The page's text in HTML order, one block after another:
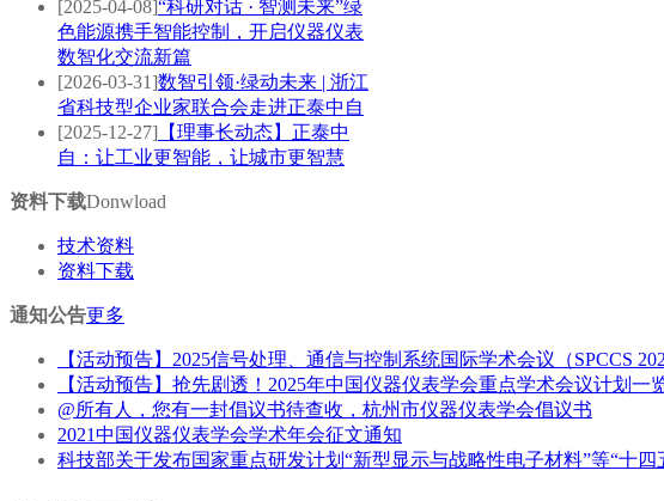
[2025-04-08]“科研对话 · 智测未来”绿
色能源携手智能控制，开启仪器仪表
数智化交流新篇
[2026-03-31]数智引领·绿动未来 | 浙江
省科技型企业家联合会走进正泰中自
[2025-12-27] 【理事长动态】正泰中
自：让工业更智能，让城市更智慧
资料下载Donwload
技术资料
资料下载
通知公告更多
【活动预告】2025信号处理、通信与控制系统国际学术会议（SPCCS
【活动预告】抢先剧透！2025年中国仪器仪表学会重点学术会议计划一
@所有人，您有一封倡议书待查收，杭州市仪器仪表学会倡议书
2021中国仪器仪表学会学术年会征文通知
科技部关于发布国家重点研发计划“新型显示与战略性电子材料”等“十